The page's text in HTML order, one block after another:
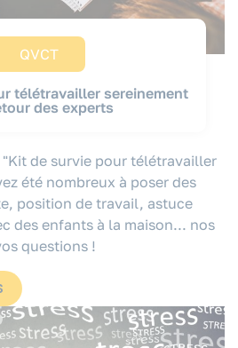
QVCT
télétravailler sereinement
des experts
de survie pour télétravailler
été nombreux à poser des
position de travail, astuce
des enfants à la maison... nos
questions !